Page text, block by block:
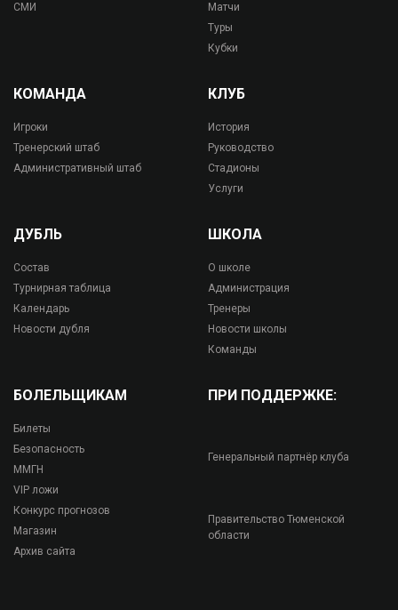
СМИ
Матчи
Туры
Кубки
КОМАНДА
Игроки
Тренерский штаб
Административный штаб
КЛУБ
История
Руководство
Стадионы
Услуги
ДУБЛЬ
Состав
Турнирная таблица
Календарь
Новости дубля
ШКОЛА
О школе
Администрация
Тренеры
Новости школы
Команды
БОЛЕЛЬЩИКАМ
Билеты
Безопасность
ММГН
VIP ложи
Конкурс прогнозов
Магазин
Архив сайта
ПРИ ПОДДЕРЖКЕ:
Генеральный партнёр клуба
Правительство Тюменской
области